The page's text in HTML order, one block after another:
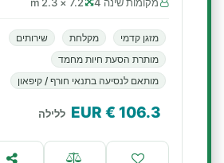
מזגן קדמי מקלחת
שירותים
מותרת הסעת חיות מחמד
מותאם לנסיעה בתנאי חורף / קיפאון
106.3
€ EUR ללילה